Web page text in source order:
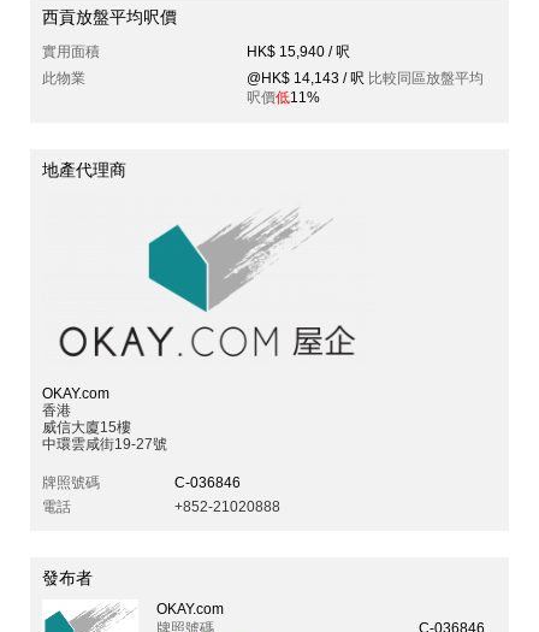
西貢放盤平均呎價
實用面積
HK$ 15,940 / 呎
此物業
@HK$ 14,143 / 呎 比較同區放盤平均
呎價低11%
地產代理商
OKAY.com
香港
威信大廈15樓
中環雲咸街19-27號
牌照號碼
C-036846
電話
+852-21020888
發布者
OKAY.com
牌照號碼
C-036846